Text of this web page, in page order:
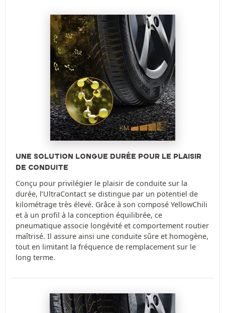
UNE SOLUTION LONGUE DURÉE POUR LE PLAISIR
DE CONDUITE
Conçu pour privilégier le plaisir de conduite sur la
durée, l’UltraContact se distingue par un potentiel de
kilométrage très élevé. Grâce à son composé YellowChili
et à un profil à la conception équilibrée, ce
pneumatique associe longévité et comportement routier
maîtrisé. Il assure ainsi une conduite sûre et homogène,
tout en limitant la fréquence de remplacement sur le
long terme.